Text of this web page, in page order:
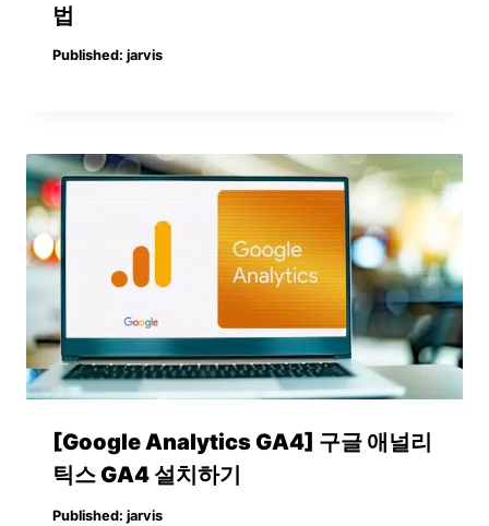
법
Published: jarvis
[Google Analytics GA4] 구글 애널리
틱스 GA4 설치하기
Published: jarvis